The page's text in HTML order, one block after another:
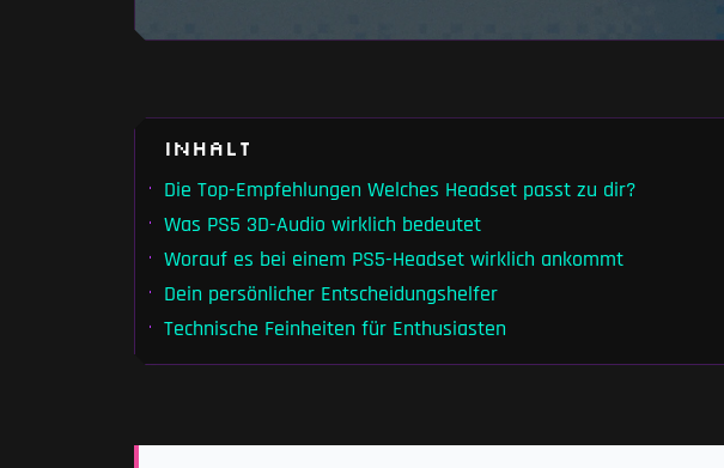
Inhalt
Die Top-Empfehlungen Welches Headset passt zu dir?
Was PS5 3D-Audio wirklich bedeutet
Worauf es bei einem PS5-Headset wirklich ankommt
Dein persönlicher Entscheidungshelfer
Technische Feinheiten für Enthusiasten